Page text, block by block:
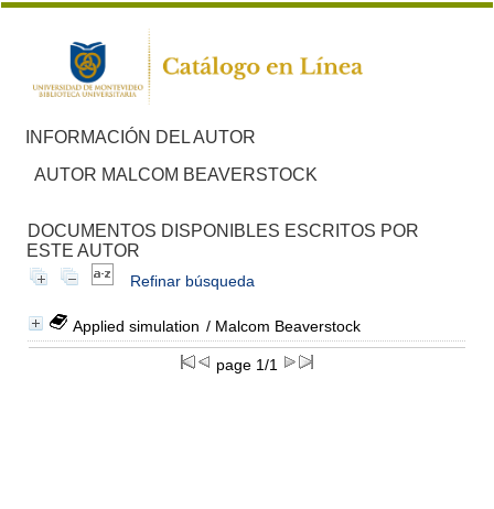
INFORMACIÓN DEL AUTOR
AUTOR MALCOM BEAVERSTOCK
DOCUMENTOS DISPONIBLES ESCRITOS POR
ESTE AUTOR
Refinar búsqueda
Applied simulation / Malcom Beaverstock
page 1/1